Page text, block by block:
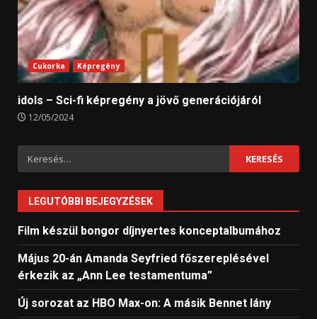
Cukorka Képregény
idols – Sci-fi képregény a jövő generációjáról
12/05/2024
Keresés:
LEGUTÓBBI BEJEGYZÉSEK
Film készül bongor díjnyertes konceptalbumához
Május 20-án Amanda Seyfried főszereplésével
érkezik az „Ann Lee testamentuma”
Új sorozat az HBO Max-on: A másik Bennet lány